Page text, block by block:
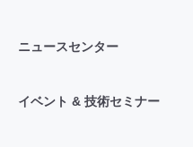
ニュースセンター
イベント & 技術セミナー